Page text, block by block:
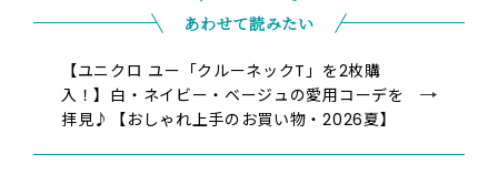
あわせて読みたい
【ユニクロ ユー「クルーネックT」を2枚購
入！】白・ネイビー・ベージュの愛用コーデを
拝見♪【おしゃれ上手のお買い物・2026夏】